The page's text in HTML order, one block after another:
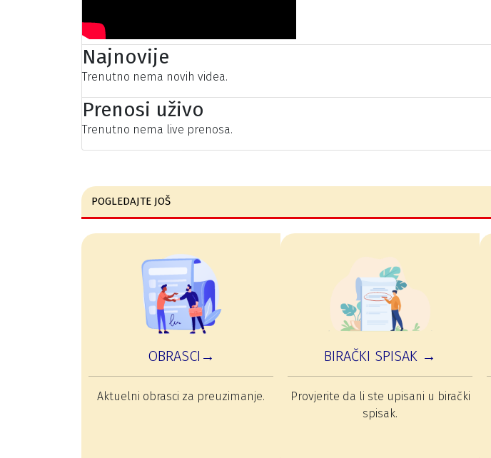
Najnovije
Trenutno nema novih videa.
Prenosi uživo
Trenutno nema live prenosa.
POGLEDAJTE JOŠ
OBRASCI→
Aktuelni obrasci za preuzimanje.
BIRAČKI SPISAK →
Provjerite da li ste upisani u birački
spisak.